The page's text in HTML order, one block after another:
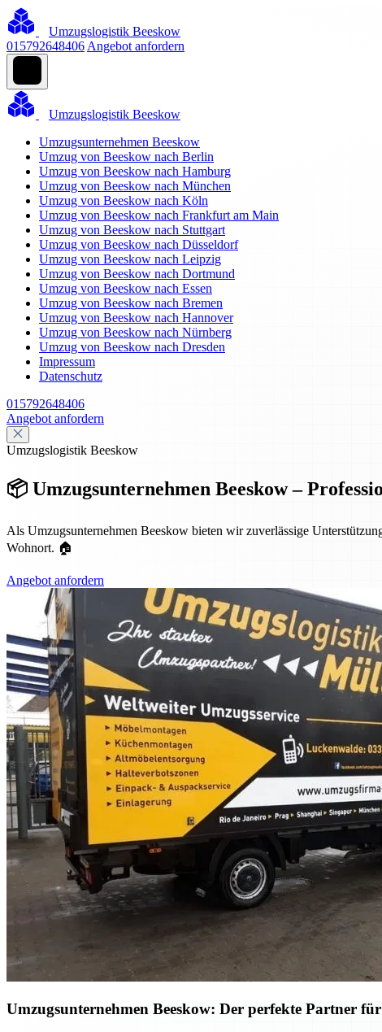
Umzugslogistik Beeskow
015792648406 Angebot anfordern
Umzugslogistik Beeskow
Umzugsunternehmen Beeskow
Umzug von Beeskow nach Berlin
Umzug von Beeskow nach Hamburg
Umzug von Beeskow nach München
Umzug von Beeskow nach Köln
Umzug von Beeskow nach Frankfurt am Main
Umzug von Beeskow nach Stuttgart
Umzug von Beeskow nach Düsseldorf
Umzug von Beeskow nach Leipzig
Umzug von Beeskow nach Dortmund
Umzug von Beeskow nach Essen
Umzug von Beeskow nach Bremen
Umzug von Beeskow nach Hannover
Umzug von Beeskow nach Nürnberg
Umzug von Beeskow nach Dresden
Impressum
Datenschutz
015792648406
Angebot anfordern
Umzugslogistik Beeskow
📦 Umzugsunternehmen Beeskow –
Als Umzugsunternehmen Beeskow bieten wir zuverlässige
Wohnort. 🏠
Angebot anfordern
Umzugsunternehmen Beeskow: Der perfekte Partner